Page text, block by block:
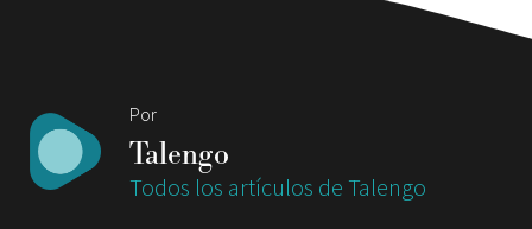
Por
Talengo
Todos los artículos de Talengo